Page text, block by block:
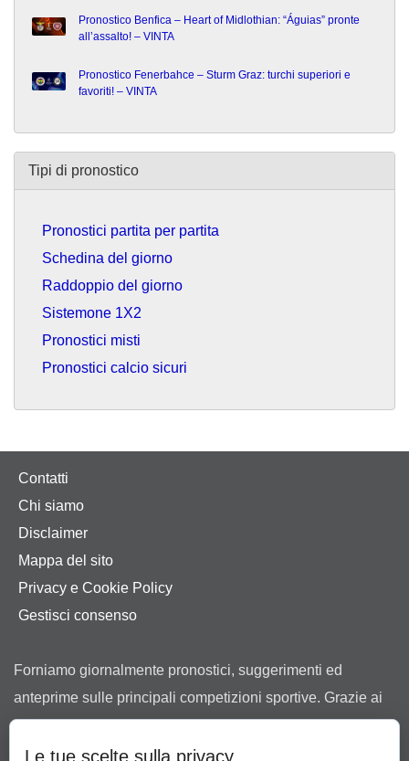
Pronostico Benfica – Heart of Midlothian: “Águias” pronte
all’assalto! – VINTA
Pronostico Fenerbahce – Sturm Graz: turchi superiori e
favoriti! – VINTA
Tipi di pronostico
Pronostici partita per partita
Schedina del giorno
Raddoppio del giorno
Sistemone 1X2
Pronostici misti
Pronostici calcio sicuri
Contatti
Chi siamo
Disclaimer
Mappa del sito
Privacy e Cookie Policy
Gestisci consenso
Forniamo giornalmente pronostici, suggerimenti ed
anteprime sulle principali competizioni sportive. Grazie ai
nostri consigli ti aiutiamo a scegliere tra le offerte dei
bookmaker in possesso di regolare concessione ad
Le tue scelte sulla privacy